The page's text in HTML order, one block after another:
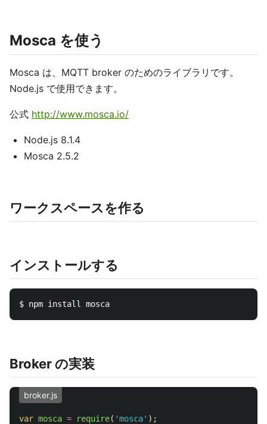
Mosca を使う
Mosca は、MQTT broker のためのライブラリです。
Node.js で使用できます。
公式 http://www.mosca.io/
Node.js 8.1.4
Mosca 2.5.2
ワークスペースを作る
インストールする
Broker の実装
broker.js
var mosca = require( 'mosca' );